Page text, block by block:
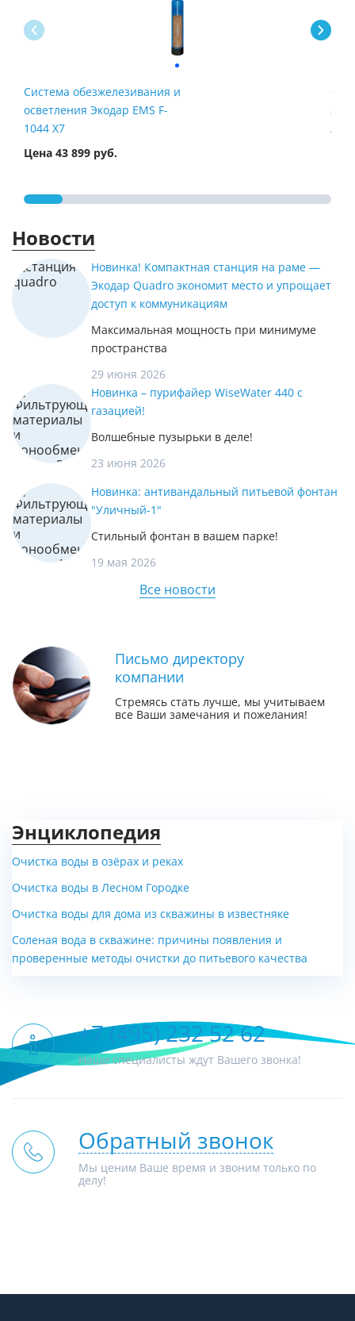
Система обезжелезивания и
осветления Экодар EMS F-
1044 X7
Цена 43 899 руб.
Новости
Новинка! Компактная станция на раме —
Экодар Quadro экономит место и упрощает
доступ к коммуникациям
Максимальная мощность при минимуме
пространства
29 июня 2026
Новинка – пурифайер WiseWater 440 с
газацией!
Волшебные пузырьки в деле!
23 июня 2026
Новинка: антивандальный питьевой фонтан
"Уличный-1"
Стильный фонтан в вашем парке!
19 мая 2026
Все новости
Письмо директору
компании
Стремясь стать лучше, мы учитываем
все Ваши замечания и пожелания!
Энциклопедия
Очистка воды в озёрах и реках
Очистка воды в Лесном Городке
Очистка воды для дома из скважины в известняке
Соленая вода в скважине: причины появления и
проверенные методы очистки до питьевого качества
+7 (495) 232 52 62
Наши специалисты ждут Вашего звонка!
Обратный звонок
Мы ценим Ваше время и звоним только по
делу!